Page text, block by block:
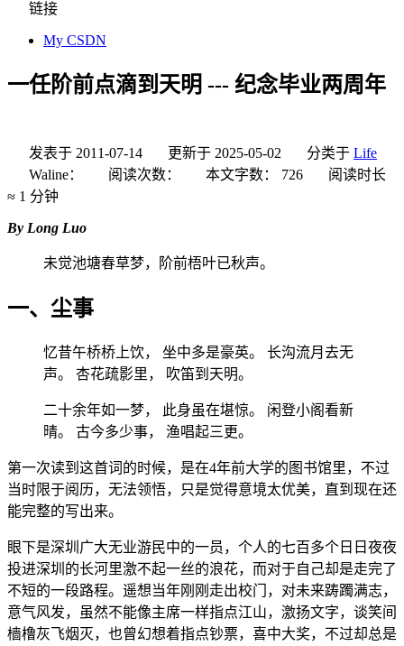
链接
My CSDN
一任阶前点滴到天明 --- 纪念毕业两周年
发表于 2011-07-14 更新于 2025-05-02 分类于 Life
Waline：
阅读次数： 本文字数： 726
阅读时长
≈ 1 分钟
By Long Luo
未觉池塘春草梦，阶前梧叶已秋声。
一、尘事
忆昔午桥桥上饮， 坐中多是豪英。 长沟流月去无
声。 杏花疏影里， 吹笛到天明。
二十余年如一梦， 此身虽在堪惊。 闲登小阁看新
晴。 古今多少事， 渔唱起三更。
第一次读到这首词的时候，是在4年前大学的图书馆里，不过
当时限于阅历，无法领悟，只是觉得意境太优美，直到现在还
能完整的写出来。
眼下是深圳广大无业游民中的一员，个人的七百多个日日夜夜
投进深圳的长河里激不起一丝的浪花，而对于自己却是走完了
不短的一段路程。遥想当年刚刚走出校门，对未来踌躅满志，
意气风发，虽然不能像主席一样指点江山，激扬文字，谈笑间
樯橹灰飞烟灭，也曾幻想着指点钞票，喜中大奖，不过却总是